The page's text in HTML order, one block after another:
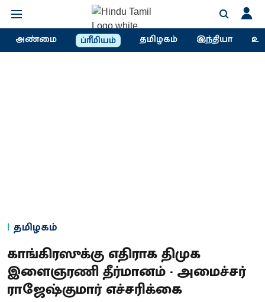
அண்மை ப்ரீமியம் தமிழகம் இந்தியா
தமிழகம்
காங்கிரஸுக்கு எதிராக திமுக
இளைஞரணி தீர்மானம் - அமைச்சர்
ராஜேஷ்குமார் எச்சரிக்கை